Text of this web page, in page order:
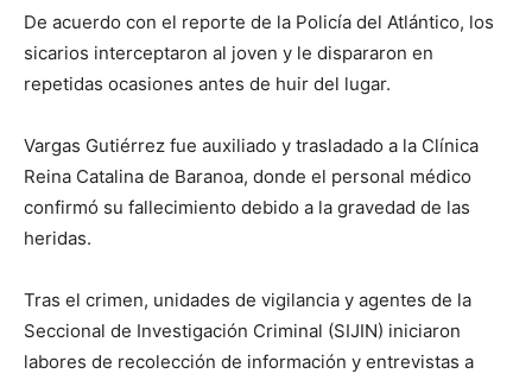
De acuerdo con el reporte de la Policía del Atlántico, los
sicarios interceptaron al joven y le dispararon en
repetidas ocasiones antes de huir del lugar.
Vargas Gutiérrez fue auxiliado y trasladado a la Clínica
Reina Catalina de Baranoa, donde el personal médico
confirmó su fallecimiento debido a la gravedad de las
heridas.
Tras el crimen, unidades de vigilancia y agentes de la
Seccional de Investigación Criminal (SIJIN) iniciaron
labores de recolección de información y entrevistas a